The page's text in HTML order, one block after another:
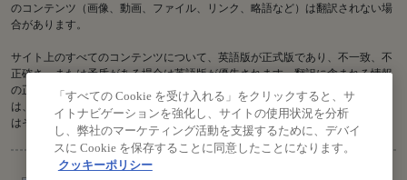
のコンテンツ（画像、動画、ファイル、リンク、略語など）は翻訳されない場
合があります。
サイト上のすべてのコンテンツについて、英語版が正式版であり、不一致、不
正確さ、または矛盾がある場合は英語版が優先されます。翻訳に含まれる情報
の正確性に関してご質問がある場合は、英語版をご参照ください。Air India
は、古い翻訳または不正確な翻訳に関連する、またはそれらから生じる、また
はそれらに関連する損失または請求について責任を負いません。
「すべての Cookie を受け入れる」をクリックすると、サ
イトナビゲーションを強化し、サイトの使用状況を分析
し、弊社のマーケティング活動を支援するために、デバイ
スに Cookie を保存することに同意したことになります。
クッキーポリシー